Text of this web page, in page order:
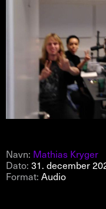
Navn: Mathias Kryger
Dato:31. december
Format:Audio